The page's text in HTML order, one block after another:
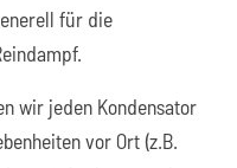
für die
wir jeden Kondensator
vor Ort (z.B.